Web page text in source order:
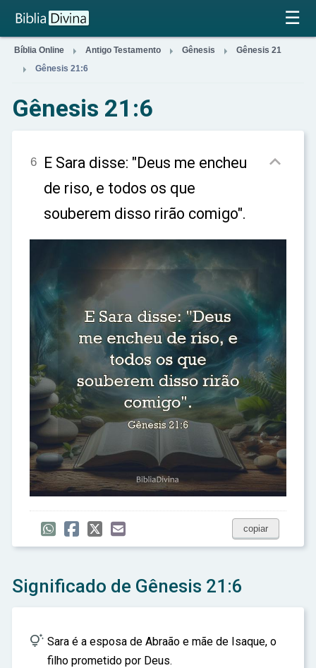
×
☰
Bíblia Online  Antigo Testamento  Gênesis  Gênesis 21
 Gênesis 21:6
Gênesis 21:6
6 E Sara disse: "Deus me encheu
de riso, e todos os que
souberem disso rirão comigo".

copiar
Significado de Gênesis 21:6
 Sara é a esposa de Abraão e mãe de Isaque, o
filho prometido por Deus.